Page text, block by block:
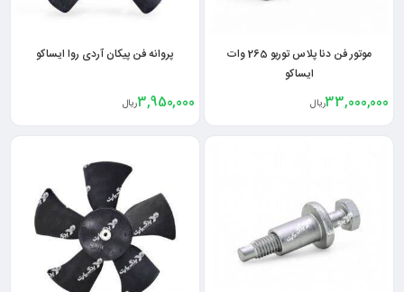
موتور فن دنا پلاس توربو 265 وات
ایساکو
33,000,000ریال
پروانه فن پیکان آردی روا ایساکو
3,950,000ریال